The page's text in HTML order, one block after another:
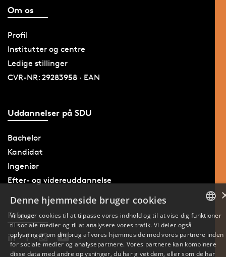
Om os
Profil
Institutter og centre
Ledige stillinger
CVR-NR: 29283958 · EAN
Uddannelser på SDU
Bachelor
Kandidat
Ingeniør
Efter- og videreuddannelse
Følg os
ENGLISH
Denne hjemmeside bruger cookies
Vi bruger cookies til at tilpasse vores indhold og til at vise dig funktioner
til sociale medier og til at analysere vores trafik. Vi deler også
oplysninger om din brug af vores hjemmeside med vores partnere inden
for sociale medier og analysepartnere. Vores partnere kan kombinere
disse data med andre oplysninger, du har givet dem, eller som de har